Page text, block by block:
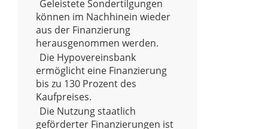
Geleistete Sondertilgungen
können im Nachhinein wieder
aus der Finanzierung
herausgenommen werden.
Die Hypovereinsbank
ermöglicht eine Finanzierung
bis zu 130 Prozent des
Kaufpreises.
Die Nutzung staatlich
geförderter Finanzierungen ist